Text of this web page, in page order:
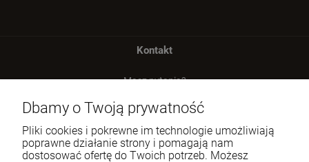
Kontakt
Masz pytania?
E-mail: zamowienia@homeperfume.pl
Dbamy o Twoją prywatność
Pliki cookies i pokrewne im technologie umożliwiają
poprawne działanie strony i pomagają nam
dostosować ofertę do Twoich potrzeb. Możesz